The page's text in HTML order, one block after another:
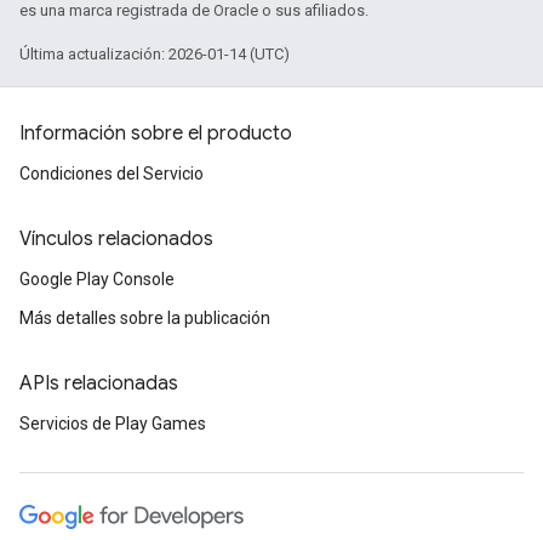
es una marca registrada de Oracle o sus afiliados.
Última actualización: 2026-01-14 (UTC)
Información sobre el producto
Condiciones del Servicio
Vínculos relacionados
Google Play Console
Más detalles sobre la publicación
APIs relacionadas
Servicios de Play Games